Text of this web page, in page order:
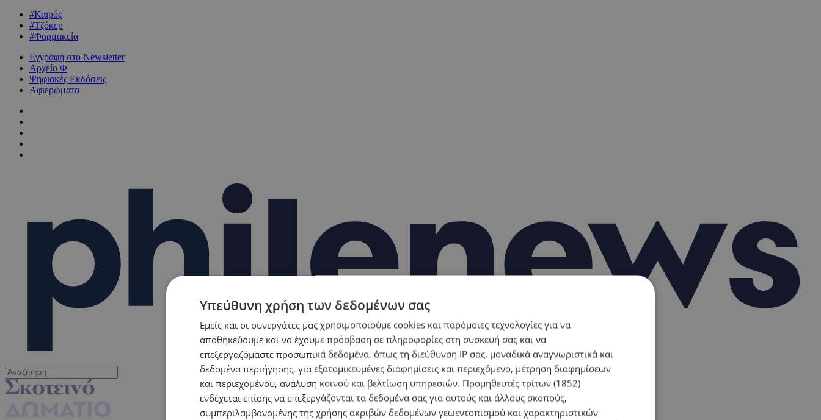
#Καιρός
#Τζόκερ
#Φαρμακεία
Εγγραφή στο Newsletter
Αρχείο Φ
Ψηφιακές Εκδόσεις
Αφιερώματα
Υπεύθυνη χρήση των δεδομένων σας
Εμείς και οι συνεργάτες μας χρησιμοποιούμε cookies και παρόμοιες τεχνολογίες για να
αποθηκεύουμε και να έχουμε πρόσβαση σε πληροφορίες στη συσκευή σας και να
επεξεργαζόμαστε προσωπικά δεδομένα, όπως τη διεύθυνση IP σας, μοναδικά αναγνωριστικά και
δεδομένα περιήγησης, για εξατομικευμένες διαφημίσεις και περιεχόμενο, μέτρηση διαφημίσεων
και περιεχομένου, ανάλυση κοινού και βελτίωση υπηρεσιών. Προμηθευτές τρίτων (1852)
ενδέχεται επίσης να επεξεργάζονται τα δεδομένα σας για αυτούς και άλλους σκοπούς,
συμπεριλαμβανομένης της χρήσης ακριβών δεδομένων γεωεντοπισμού και χαρακτηριστικών